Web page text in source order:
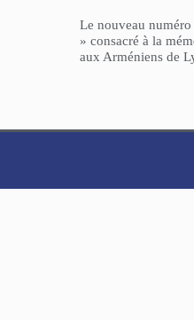
Le nouveau
» consacré à la
aux Arméniens de